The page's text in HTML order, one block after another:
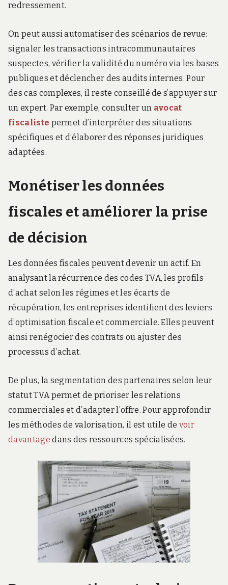
redressement.
On peut aussi automatiser des scénarios de revue:
signaler les transactions intracommunautaires
suspectes, vérifier la validité du numéro via les bases
publiques et déclencher des audits internes. Pour
des cas complexes, il reste conseillé de s’appuyer sur
un expert. Par exemple, consulter un avocat
fiscaliste permet d’interpréter des situations
spécifiques et d’élaborer des réponses juridiques
adaptées.
Monétiser les données
fiscales et améliorer la prise
de décision
Les données fiscales peuvent devenir un actif. En
analysant la récurrence des codes TVA, les profils
d’achat selon les régimes et les écarts de
récupération, les entreprises identifient des leviers
d’optimisation fiscale et commerciale. Elles peuvent
ainsi renégocier des contrats ou ajuster des
processus d’achat.
De plus, la segmentation des partenaires selon leur
statut TVA permet de prioriser les relations
commerciales et d’adapter l’offre. Pour approfondir
les méthodes de valorisation, il est utile de voir
davantage dans des ressources spécialisées.